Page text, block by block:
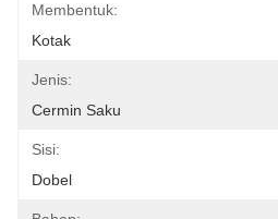
Membentuk:
Kotak
Jenis:
Cermin Saku
Sisi:
Dobel